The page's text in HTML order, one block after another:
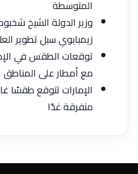
المتوسطة
وزير الدولة الشيخ
زيمبابوي سبل تطوير
توقعات الطقس في
مع أمطار على المناطق
الإمارات تتوقع طقسًا
متفرقة غدًا